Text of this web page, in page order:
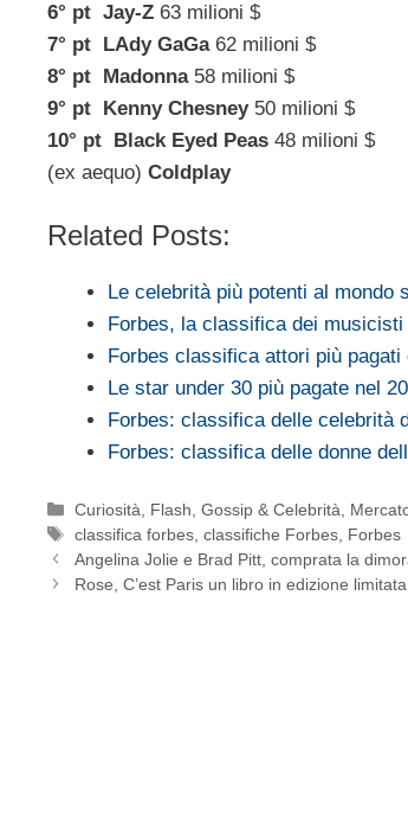
6° pt Jay-Z 63
7° pt LAdy GaGa62
8° pt Madonna58
9° pt Kenny Chesney50 milioni
10° pt Black Eyed Peas 48 milioni
(ex aequo) Coldplay
Related Posts:
Le celebrità più potenti al mondo
Forbes, la classifica dei
Forbes classifica attori più pagati
Le star under 30 più pagate nel
Forbes: classifica delle celebrità
Forbes: classifica delle donne
Categorie
Curiosità Flash ,Gossip & Celebrità
Tag
classifica forbes ,classifiche Forbes Forbes
Angelina Jolie e Brad Pitt, comprata la
Rose, C’est Paris un libro in edizione